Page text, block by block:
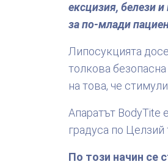
ексцизия, белези
за по-млади
Липосукцията
толкова
на това, че
Апаратът BodyTite
градуса по Целзий
По този начин се